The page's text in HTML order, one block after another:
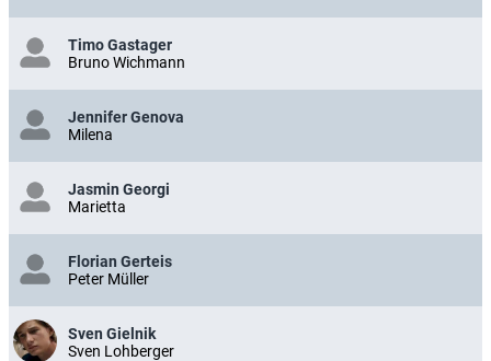
Timo Gastager
Bruno Wichmann
Jennifer Genova
Milena
Jasmin Georgi
Marietta
Florian Gerteis
Peter Müller
Sven Gielnik
Sven Lohberger